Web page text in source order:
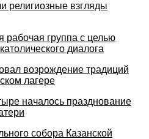
религиозные взгляды
группа с целью
диалога
возрождение традиций
лагере
началось празднование
собора Казанской